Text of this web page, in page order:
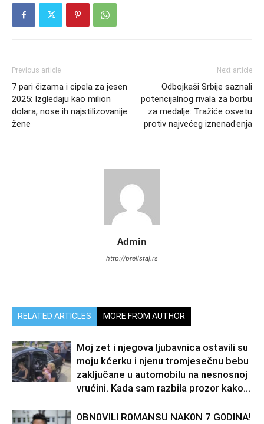
Previous article
7 pari čizama i cipela za jesen
2025: Izgledaju kao milion
dolara, nose ih najstilizovanije
žene
Next article
Odbojkaši Srbije saznali
potencijalnog rivala za borbu
za medalje: Tražiće osvetu
protiv najvećeg iznenađenja
Admin
http://prelistaj.rs
RELATED ARTICLES MORE FROM AUTHOR
Moj zet i njegova ljubavnica ostavili su
moju kćerku i njenu tromjesečnu bebu
zaključane u automobilu na nesnosnoj
vrućini. Kada sam razbila prozor kako...
0BN0VlLl R0MANSU NAK0N 7 G0DlNA!